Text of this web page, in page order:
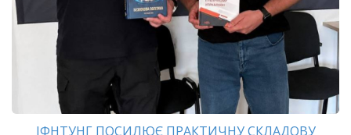
ІФНТУНГ ПОСИЛЮЄ ПРАКТИЧНУ СКЛАДОВУ